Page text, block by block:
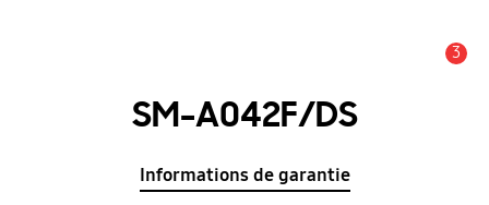
3
SM-A042F/DS
Informations de garantie